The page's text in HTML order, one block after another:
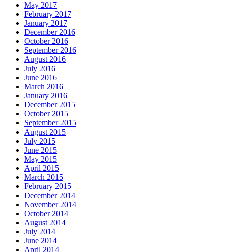
May 2017
February 2017
January 2017
December 2016
October 2016
September 2016
August 2016
July 2016
June 2016
March 2016
January 2016
December 2015
October 2015
September 2015
August 2015
July 2015
June 2015
May 2015
April 2015
March 2015
February 2015
December 2014
November 2014
October 2014
August 2014
July 2014
June 2014
April 2014